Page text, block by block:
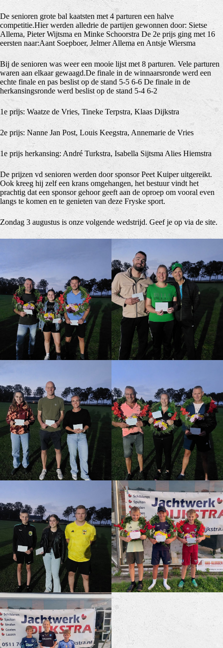
De senioren grote bal kaatsten met 4 parturen een halve
competitie.Hier werden alledrie de partijen gewonnen door: Sietse
Allema, Pieter Wijtsma en Minke Schoorstra De 2e prijs ging met 16
eersten naar:Aant Soepboer, Jelmer Allema en Antsje Wiersma
Bij de senioren was weer een mooie lijst met 8 parturen. Vele parturen
waren aan elkaar gewaagd.De finale in de winnaarsronde werd een
echte finale en pas beslist op de stand 5-5 6-6 De finale in de
herkansingsronde werd beslist op de stand 5-4 6-2
1e prijs: Waatze de Vries, Tineke Terpstra, Klaas Dijkstra
2e prijs: Nanne Jan Post, Louis Keegstra, Annemarie de Vries
1e prijs herkansing: André Turkstra, Isabella Sijtsma Alies Hiemstra
De prijzen vd senioren werden door sponsor Peet Kuiper uitgereikt.
Ook kreeg hij zelf een krans omgehangen, het bestuur vindt het
prachtig dat een sponsor gehoor geeft aan de oproep om vooral even
langs te komen en te genieten van deze Fryske sport.
Zondag 3 augustus is onze volgende wedstrijd. Geef je op via de site.